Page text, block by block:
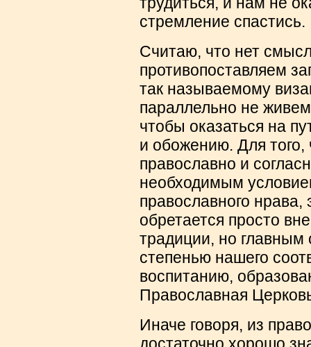
стремление спастись.
Считаю, что нет
противопоставляем
так называемому
параллельно не
чтобы оказаться на
и обожению. Для того,
православно и
необходимым
православного нрава,
обретается просто
традиции, но главным
степенью нашего
воспитанию,
Православная
Иначе говоря, из
достаточно хорошо